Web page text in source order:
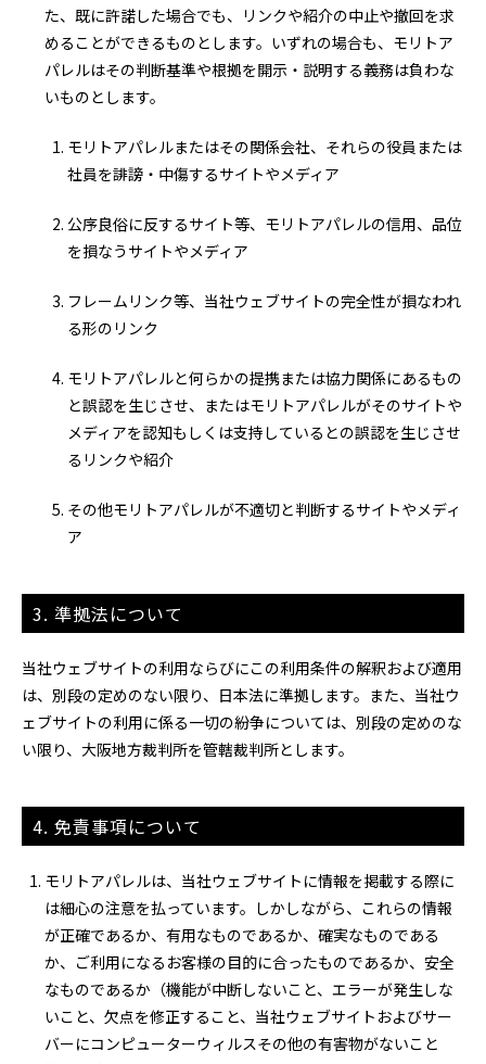
た、既に許諾した場合でも、リンクや紹介の中止や撤回を求
めることができるものとします。いずれの場合も、モリトア
パレルはその判断基準や根拠を開示・説明する義務は負わな
いものとします。
モリトアパレルまたはその関係会社、それらの役員または
社員を誹謗・中傷するサイトやメディア
公序良俗に反するサイト等、モリトアパレルの信用、品位
を損なうサイトやメディア
フレームリンク等、当社ウェブサイトの完全性が損なわれ
る形のリンク
モリトアパレルと何らかの提携または協力関係にあるもの
と誤認を生じさせ、またはモリトアパレルがそのサイトや
メディアを認知もしくは支持しているとの誤認を生じさせ
るリンクや紹介
その他モリトアパレルが不適切と判断するサイトやメディ
ア
3. 準拠法について
当社ウェブサイトの利用ならびにこの利用条件の解釈および適用
は、別段の定めのない限り、日本法に準拠します。また、当社ウ
ェブサイトの利用に係る一切の紛争については、別段の定めのな
い限り、大阪地方裁判所を管轄裁判所とします。
4. 免責事項について
モリトアパレルは、当社ウェブサイトに情報を掲載する際に
は細心の注意を払っています。しかしながら、これらの情報
が正確であるか、有用なものであるか、確実なものである
か、ご利用になるお客様の目的に合ったものであるか、安全
なものであるか（機能が中断しないこと、エラーが発生しな
いこと、欠点を修正すること、当社ウェブサイトおよびサー
バーにコンピューターウィルスその他の有害物がないこと